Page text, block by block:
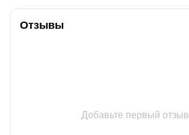
Отзывы
Добавьте первый отзыв